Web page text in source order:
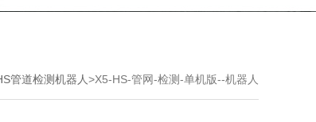
管道检测机器人>X5-HS-管网-检测-单机版--机器人